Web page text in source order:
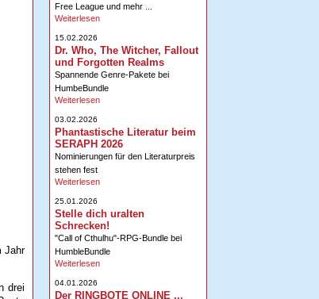
Jahr
drei
Free League und mehr ...
Weiterlesen
15.02.2026
Dr. Who, The Witcher, Fallout
und Forgotten Realms
Spannende Genre-Pakete bei
HumbeBundle
Weiterlesen
03.02.2026
Phantastische Literatur beim
SERAPH 2026
Nominierungen für den Literaturpreis
stehen fest
Weiterlesen
25.01.2026
Stelle dich uralten
Schrecken!
"Call of Cthulhu"-RPG-Bundle bei
HumbleBundle
Weiterlesen
04.01.2026
Der RINGBOTE ONLINE ...